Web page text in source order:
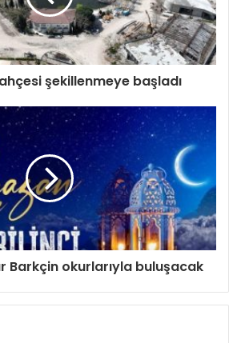
şekillenmeye başladı
Barkçin okurlarıyla buluşacak